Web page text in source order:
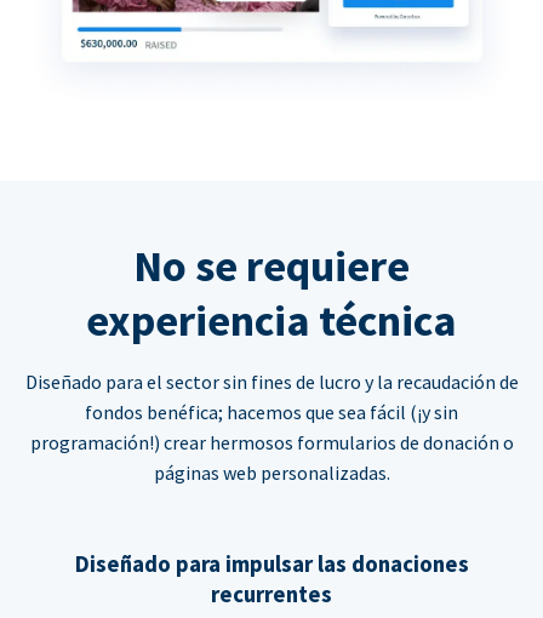
No se requiere
experiencia técnica
Diseñado para el sector sin fines de lucro y la recaudación de
fondos benéfica; hacemos que sea fácil (¡y sin
programación!) crear hermosos formularios de donación o
páginas web personalizadas.
Diseñado para impulsar las donaciones
recurrentes